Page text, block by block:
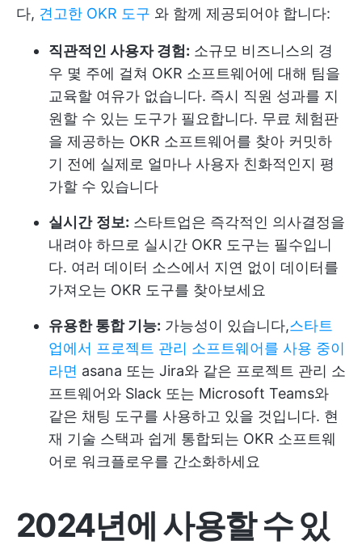
다, 견고한 OKR 도구 와 함께 제공되어야 합니다:
직관적인 사용자 경험: 소규모 비즈니스의 경
우 몇 주에 걸쳐 OKR 소프트웨어에 대해 팀을
교육할 여유가 없습니다. 즉시 직원 성과를 지
원할 수 있는 도구가 필요합니다. 무료 체험판
을 제공하는 OKR 소프트웨어를 찾아 커밋하
기 전에 실제로 얼마나 사용자 친화적인지 평
가할 수 있습니다
실시간 정보: 스타트업은 즉각적인 의사결정을
내려야 하므로 실시간 OKR 도구는 필수입니
다. 여러 데이터 소스에서 지연 없이 데이터를
가져오는 OKR 도구를 찾아보세요
유용한 통합 기능: 가능성이 있습니다,스타트
업에서 프로젝트 관리 소프트웨어를 사용 중이
라면 asana 또는 Jira와 같은 프로젝트 관리 소
프트웨어와 Slack 또는 Microsoft Teams와
같은 채팅 도구를 사용하고 있을 것입니다. 현
재 기술 스택과 쉽게 통합되는 OKR 소프트웨
어로 워크플로우를 간소화하세요
2024년에 사용할 수 있